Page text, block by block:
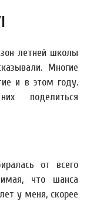
летней школы
Многие
и в этом году.
поделиться
от всего
что шанса
у меня, скорее